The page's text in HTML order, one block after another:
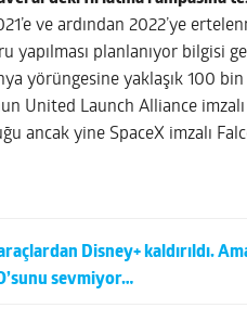
ve ardından 2022’ye
yapılması planlanıyor bilgisi
yörüngesine yaklaşık 100
United Launch Alliance
ancak yine SpaceX imzalı
araçlardan Disney+ kaldırıldı.
sevmiyor…